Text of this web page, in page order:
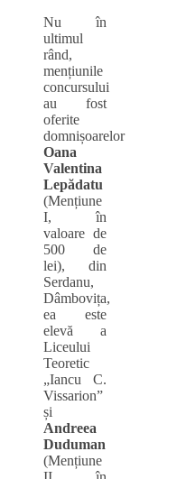
Nu în
ultimul
rând,
mențiunile
concursului
au fost
oferite
domnișoarelor
Oana
Valentina
Lepădatu
(Mențiune
I, în
valoare de
500 de
lei), din
Serdanu,
Dâmbovița,
ea este
elevă a
Liceului
Teoretic
„Iancu C.
Vissarion”
și
Andreea
Duduman
(Mențiune